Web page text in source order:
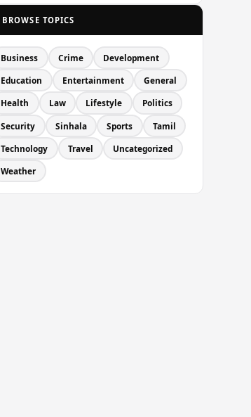
BROWSE TOPICS
Business Crime Development
Education Entertainment General
Health Law Lifestyle Politics
Security Sinhala Sports Tamil
Technology Travel Uncategorized
Weather